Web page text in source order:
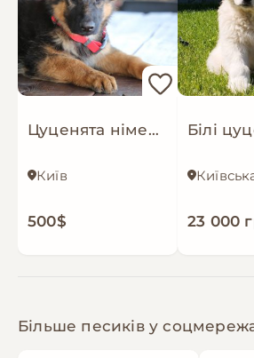
Цуценята німецької вівчарки з документами КСУ
Київ
500$ 23 000
Більше песиків у